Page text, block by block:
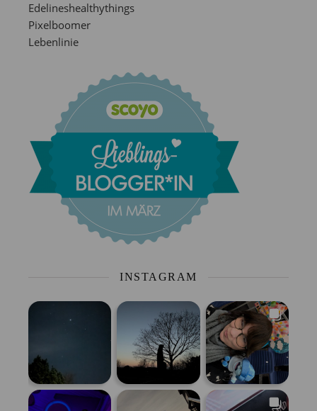
Edelineshealthythings
Pixelboomer
Lebenlinie
INSTAGRAM